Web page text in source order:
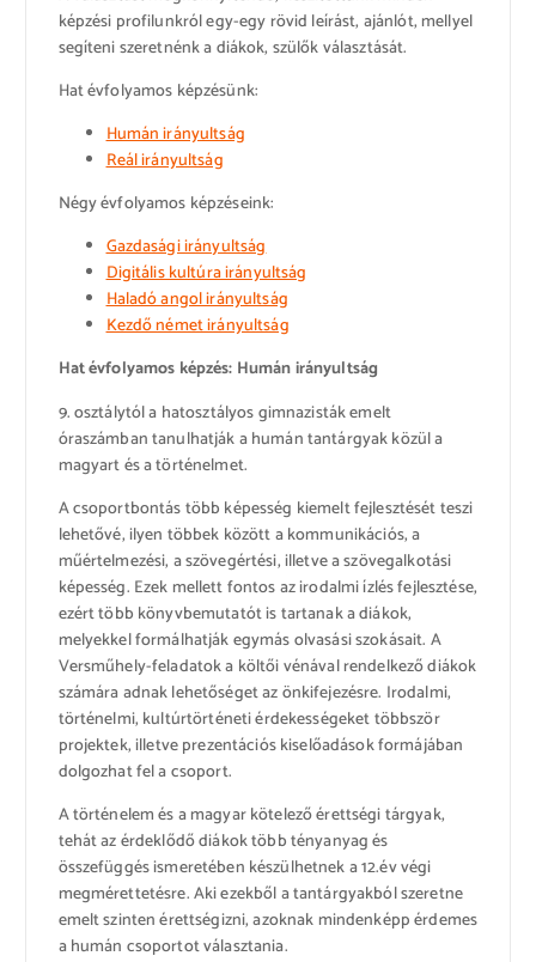
képzési profilunkról egy-egy rövid leírást, ajánlót, mellyel
segíteni szeretnénk a diákok, szülők választását.
Hat évfolyamos képzésünk:
Humán irányultság
Reál irányultság
Négy évfolyamos képzéseink:
Gazdasági irányultság
Digitális kultúra irányultság
Haladó angol irányultság
Kezdő német irányultság
Hat évfolyamos képzés: Humán irányultság
9. osztálytól a hatosztályos gimnazisták emelt
óraszámban tanulhatják a humán tantárgyak közül a
magyart és a történelmet.
A csoportbontás több képesség kiemelt fejlesztését teszi
lehetővé, ilyen többek között a kommunikációs, a
műértelmezési, a szövegértési, illetve a szövegalkotási
képesség. Ezek mellett fontos az irodalmi ízlés fejlesztése,
ezért több könyvbemutatót is tartanak a diákok,
melyekkel formálhatják egymás olvasási szokásait. A
Versműhely-feladatok a költői vénával rendelkező diákok
számára adnak lehetőséget az önkifejezésre. Irodalmi,
történelmi, kultúrtörténeti érdekességeket többször
projektek, illetve prezentációs kiselőadások formájában
dolgozhat fel a csoport.
A történelem és a magyar kötelező érettségi tárgyak,
tehát az érdeklődő diákok több tényanyag és
összefüggés ismeretében készülhetnek a 12.év végi
megmérettetésre. Aki ezekből a tantárgyakból szeretne
emelt szinten érettségizni, azoknak mindenképp érdemes
a humán csoportot választania.